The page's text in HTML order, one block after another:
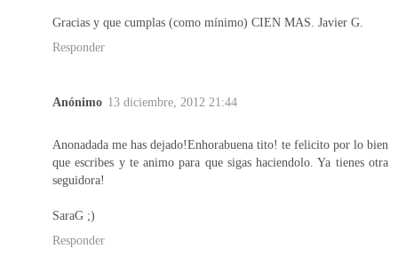
Gracias y que cumplas (como mínimo) CIEN MAS. Javier G.
Responder
Anónimo 13 diciembre, 2012 21:44
Anonadada me has dejado!Enhorabuena tito! te felicito por lo bien
que escribes y te animo para que sigas haciendolo. Ya tienes otra
seguidora!
SaraG ;)
Responder